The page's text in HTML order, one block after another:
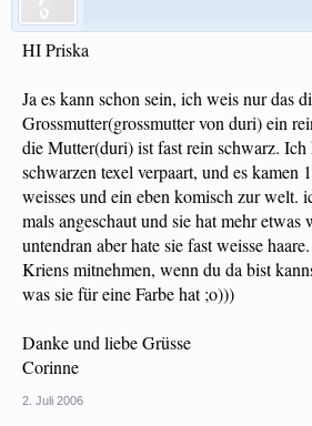
HI Priska
Ja es kann schon sein, ich weis nur das
Grossmutter(grossmutter von duri) ein
die Mutter(duri) ist fast rein schwarz. Ich
schwarzen texel verpaart, und es kamen
weisses und ein eben komisch zur welt.
mals angeschaut und sie hat mehr etwas
untendran aber hate sie fast weisse
Kriens mitnehmen, wenn du da bist
was sie für eine Farbe hat ;o)))
Danke und liebe Grüsse
Corinne
2. Juli 2006